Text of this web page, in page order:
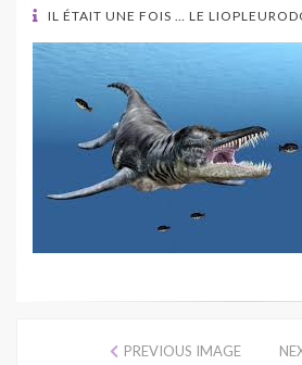
ONIL ÉTAIT UNE FOIS … LE
PREVIOUS IMAGE